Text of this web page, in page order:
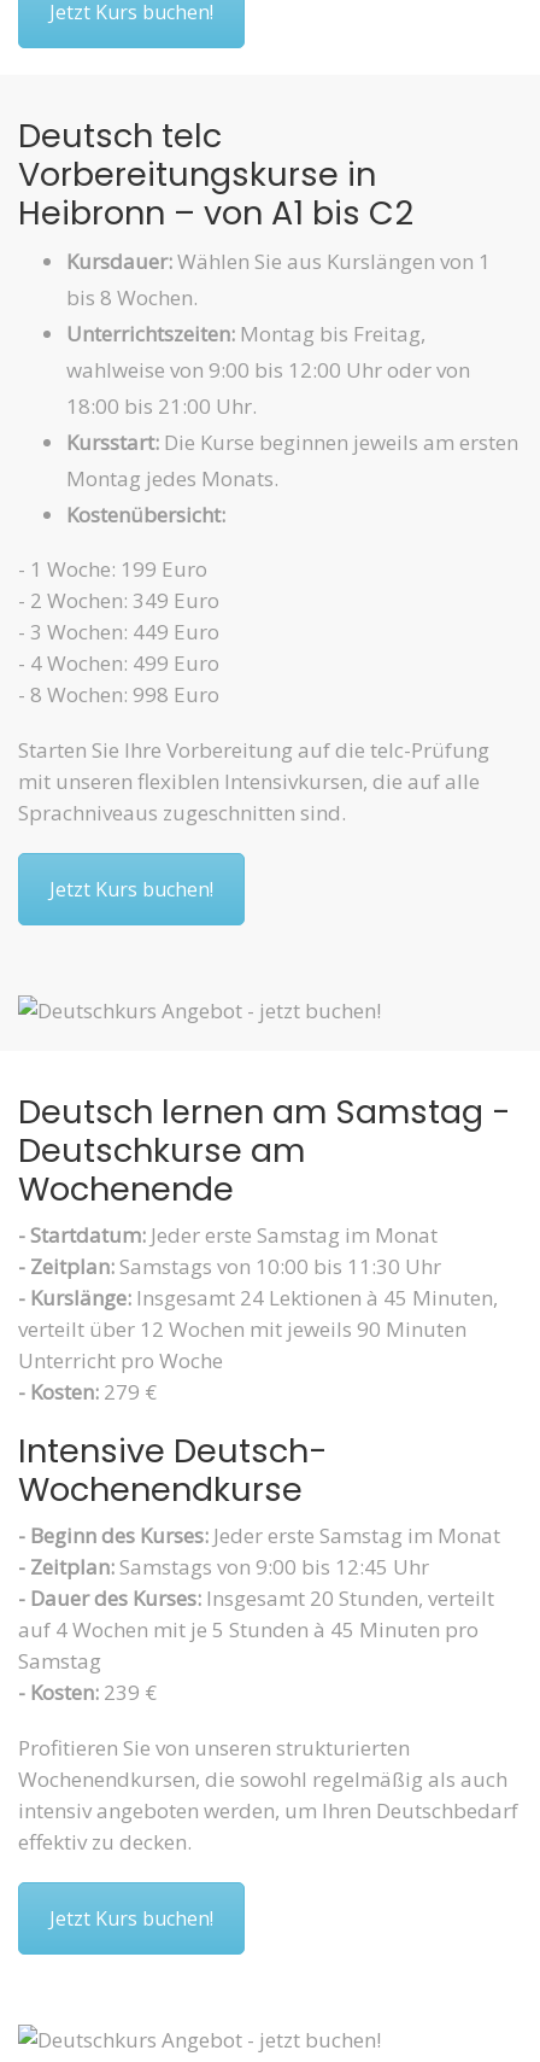
Jetzt Kurs buchen!
Deutsch telc
Vorbereitungskurse in
Heibronn – von A1 bis C2
Kursdauer:Wählen Sie aus Kurslängen von 1
bis 8 Wochen.
Unterrichtszeiten:Montag bis Freitag,
wahlweise von 9:00 bis 12:00 Uhr oder von
18:00 bis 21:00 Uhr.
Kursstart:Die Kurse beginnen jeweils am ersten
Montag jedes Monats.
Kostenübersicht:
- 1 Woche: 199 Euro
- 2 Wochen: 349 Euro
- 3 Wochen: 449 Euro
- 4 Wochen: 499 Euro
- 8 Wochen: 998 Euro
Starten Sie Ihre Vorbereitung auf die telc-Prüfung
mit unseren flexiblen Intensivkursen, die auf alle
Sprachniveaus zugeschnitten sind.
Jetzt Kurs buchen!
Deutsch lernen am Samstag -
Deutschkurse am
Wochenende
- Startdatum: Jeder erste Samstag im Monat
- Zeitplan: Samstags von 10:00 bis 11:30 Uhr
- Kurslänge: Insgesamt 24 Lektionen à 45 Minuten,
verteilt über 12 Wochen mit jeweils 90 Minuten
Unterricht pro Woche
- Kosten: 279 €
Intensive Deutsch-
Wochenendkurse
- Beginn des Kurses: Jeder erste Samstag im Monat
- Zeitplan: Samstags von 9:00 bis 12:45 Uhr
- Dauer des Kurses: Insgesamt 20 Stunden, verteilt
auf 4 Wochen mit je 5 Stunden à 45 Minuten pro
Samstag
- Kosten: 239 €
Profitieren Sie von unseren strukturierten
Wochenendkursen, die sowohl regelmäßig als auch
intensiv angeboten werden, um Ihren Deutschbedarf
effektiv zu decken.
Jetzt Kurs buchen!